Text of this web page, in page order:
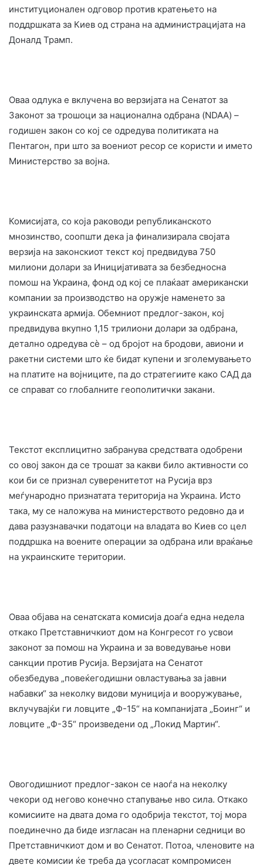
институционален одговор против кратењето на
поддршката за Киев од страна на администрацијата на
Доналд Трамп.
Оваа одлука е вклучена во верзијата на Сенатот за
Законот за трошоци за национална одбрана (NDAA) –
годишен закон со кој се одредува политиката на
Пентагон, при што за воениот ресор се користи и името
Министерство за војна.
Комисијата, со која раководи републиканското
мнозинство, соопшти дека ја финализирала својата
верзија на законскиот текст кој предвидува 750
милиони долари за Иницијативата за безбедносна
помош на Украина, фонд од кој се плаќаат американски
компании за производство на оружје наменето за
украинската армија. Обемниот предлог-закон, кој
предвидува вкупно 1,15 трилиони долари за одбрана,
детално одредува сè – од бројот на бродови, авиони и
ракетни системи што ќе бидат купени и зголемувањето
на платите на војниците, па до стратегиите како САД да
се справат со глобалните геополитички закани.
Текстот експлицитно забранува средствата одобрени
со овој закон да се трошат за какви било активности со
кои би се признал суверенитетот на Русија врз
меѓународно признатата територија на Украина. Исто
така, му се наложува на министерството редовно да и
дава разузнавачки податоци на владата во Киев со цел
поддршка на воените операции за одбрана или враќање
на украинските територии.
Оваа објава на сенатската комисија доаѓа една недела
откако Претставничкиот дом на Конгресот го усвои
законот за помош на Украина и за воведување нови
санкции против Русија. Верзијата на Сенатот
обезбедува „повеќегодишни овластувања за јавни
набавки“ за неколку видови муниција и вооружување,
вклучувајќи ги ловците „Ф-15“ на компанијата „Боинг“ и
ловците „Ф-35“ произведени од „Локид Мартин“.
Овогодишниот предлог-закон се наоѓа на неколку
чекори од негово конечно стапување нво сила. Откако
комисиите на двата дома го одобрија текстот, тој мора
поединечно да биде изгласан на пленарни седници во
Претставничкиот дом и во Сенатот. Потоа, членовите на
двете комисии ќе треба да усогласат компромисен